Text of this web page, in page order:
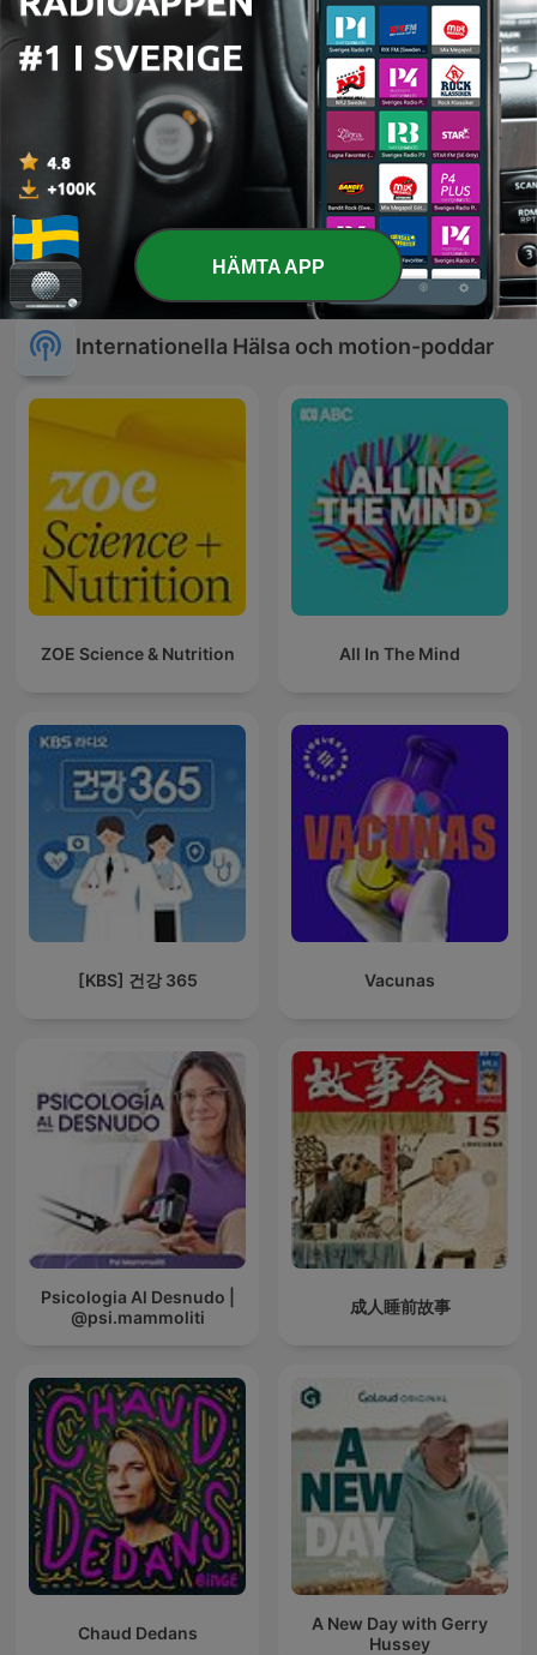
Svenska Kärlpodden
(Swedish Vascular
Podcast)
Ljud för Sömn
Internationella Hälsa och motion-poddar
ZOE Science & Nutrition All In The Mind
[KBS] 건강 365 Vacunas
Psicologia Al Desnudo |
@psi.mammoliti
成人睡前故事
Chaud Dedans
A New Day with Gerry
Hussey
HÄMTA APP